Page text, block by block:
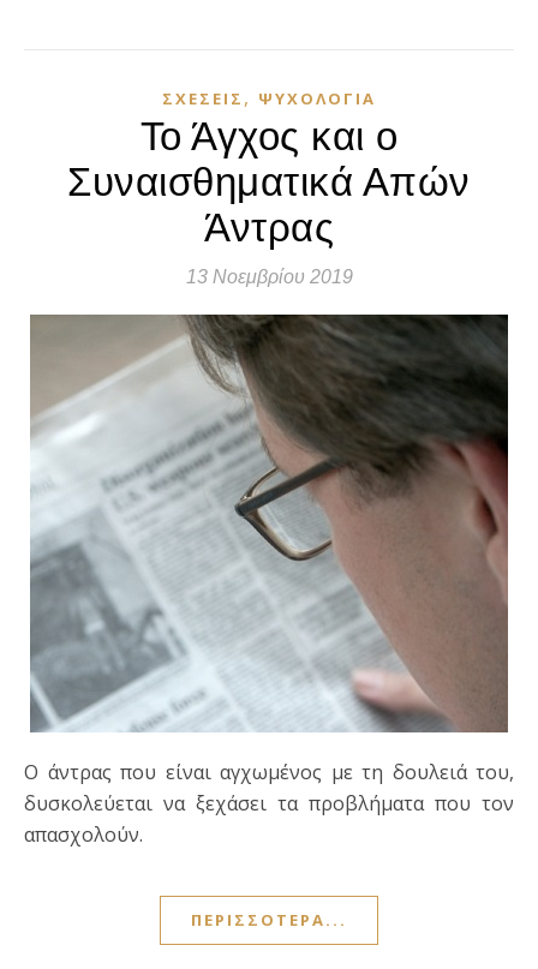
ΣΧΈΣΕΙΣ , ΨΥΧΟΛΟΓΊΑ
Το Άγχος και ο
Συναισθηματικά Απών
Άντρας
13 Νοεμβρίου 2019
Ο άντρας που είναι αγχωμένος με τη δουλειά του,
δυσκολεύεται να ξεχάσει τα προβλήματα που τον
απασχολούν.
ΠΕΡΙΣΣΌΤΕΡΑ...